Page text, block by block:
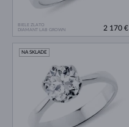
BIELE ZLATO
DIAMANT LAB GROWN
2 170 €
NA SKLADE